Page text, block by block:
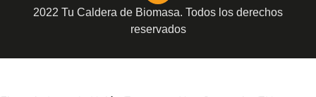
2022 Tu Caldera de Biomasa. Todos los derechos
reservados